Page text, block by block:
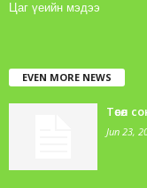
Цаг үеийн мэдээ
EVEN MORE NEWS
Төсөл
Jun 23,